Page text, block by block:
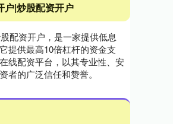
户|炒股配资开户
配资开户，是一家提供低息
提供最高10倍杠杆的资金支
线配资平台，以其专业性、安
者的广泛信任和赞誉。